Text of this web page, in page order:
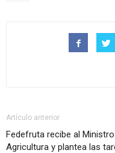
Artículo anterior
Fedefruta recibe al
Agricultura y plantea las